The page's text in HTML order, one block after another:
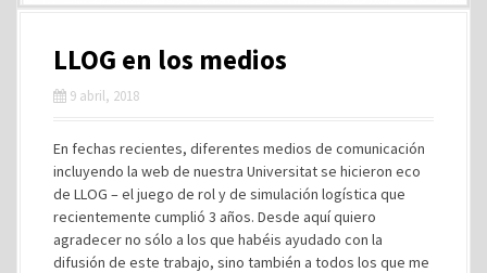
LLOG en los medios
9 abril, 2018
En fechas recientes, diferentes medios de comunicación
incluyendo la web de nuestra Universitat se hicieron eco
de LLOG – el juego de rol y de simulación logística que
recientemente cumplió 3 años. Desde aquí quiero
agradecer no sólo a los que habéis ayudado con la
difusión de este trabajo, sino también a todos los que me